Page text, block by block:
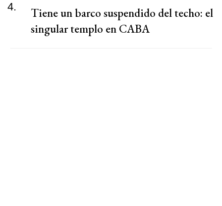
4.
Tiene un barco suspendido del techo: el
singular templo en CABA